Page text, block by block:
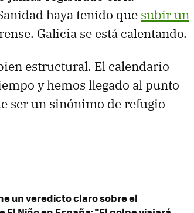
haya tenido que subir un
Galicia se está calentando.
estructural. El calendario
y hemos llegado al punto
ser un sinónimo de refugio
un veredicto claro sobre el